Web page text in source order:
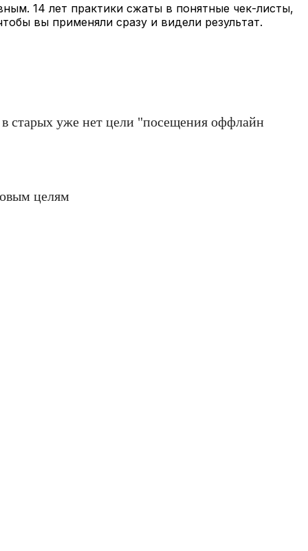
14 лет практики сжаты в понятные чек-листы,
вы применяли сразу и видели результат.
в старых уже нет цели "посещения оффлайн
целям